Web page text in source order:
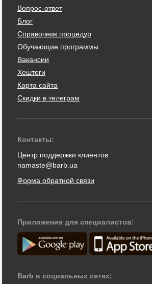
Вопрос-ответ
Блог
Справочник процедур
Обучающие программы
Вакансии
Хештеги
Карта сайта
Скидки в телеграм
Контакты:
Центр поддержки клиентов:
namaste@barb.ua
Форма обратной связи
Приложения для специалистов:
Barb в социальных сетях: